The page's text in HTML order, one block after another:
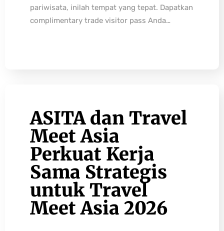
pariwisata, inilah tempat yang tepat. Dapatkan
complimentary trade visitor pass Anda…
ASITA dan Travel
Meet Asia
Perkuat Kerja
Sama Strategis
untuk Travel
Meet Asia 2026